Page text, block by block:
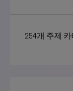
254개 주제